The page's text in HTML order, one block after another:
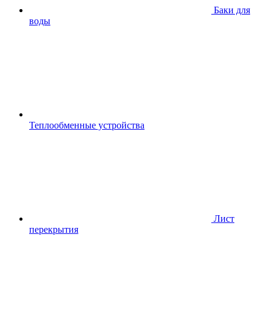
Баки для
воды
Теплообменные устройства
Лист
перекрытия